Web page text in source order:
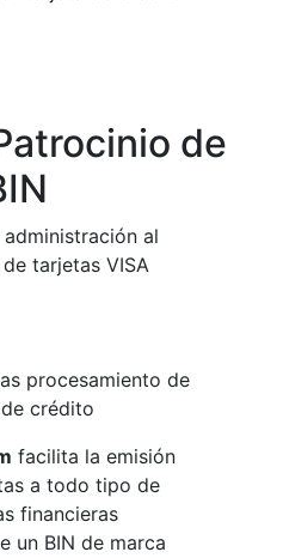
de
al
tarjetas VISA
facilita la emisión
a todo tipo de
financieras
un BIN de marca